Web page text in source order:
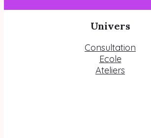
Univers
Consultation
Ecole
Ateliers